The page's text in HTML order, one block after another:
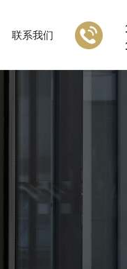
联系我们